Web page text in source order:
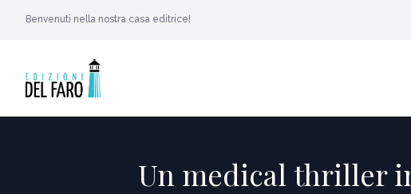
Benvenuti nella nostra casa editrice!
Un medical thriller